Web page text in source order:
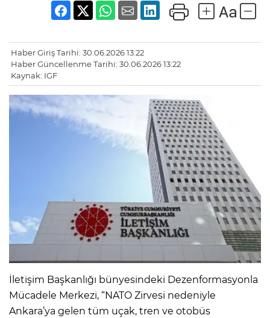
Haber Giriş Tarihi: 30.06.2026 13:22
Haber Güncellenme Tarihi: 30.06.2026 13:22
Kaynak: IGF
İletişim Başkanlığı bünyesindeki Dezenformasyonla
Mücadele Merkezi, “NATO Zirvesi nedeniyle
Ankara’ya gelen tüm uçak, tren ve otobüs